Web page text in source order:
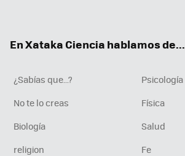
En Xataka Ciencia hablamos de...
¿Sabías que...?
Psicología
No te lo creas
Física
Biología
Salud
religion
Fe